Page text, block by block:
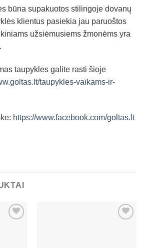
būna supakuotos stilingoje dovanų
klientus pasiekia jau paruoštos
užsiėmusiems žmonėms yra
taupykles galite rasti šioje
taupykles-vaikams-ir-
https://www.facebook.com/goltas.lt